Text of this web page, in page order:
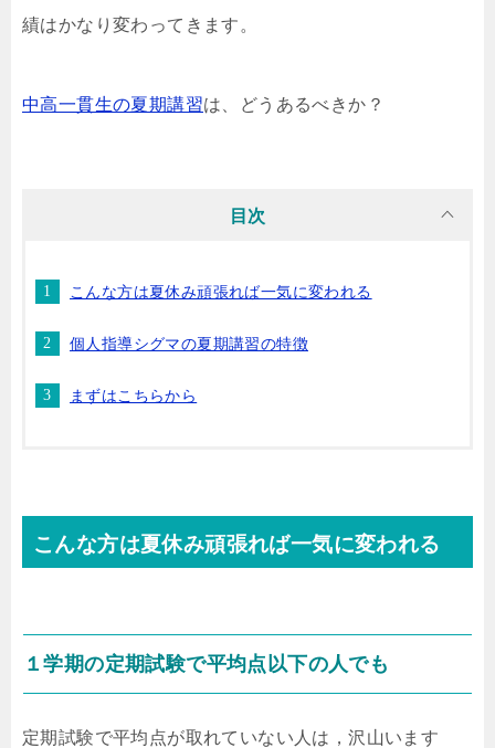
績はかなり変わってきます。
中高一貫生の夏期講習は、どうあるべきか？
目次
こんな方は夏休み頑張れば一気に変われる
個人指導シグマの夏期講習の特徴
まずはこちらから
こんな方は夏休み頑張れば一気に変われる
１学期の定期試験で平均点以下の人でも
定期試験で平均点が取れていない人は，沢山います